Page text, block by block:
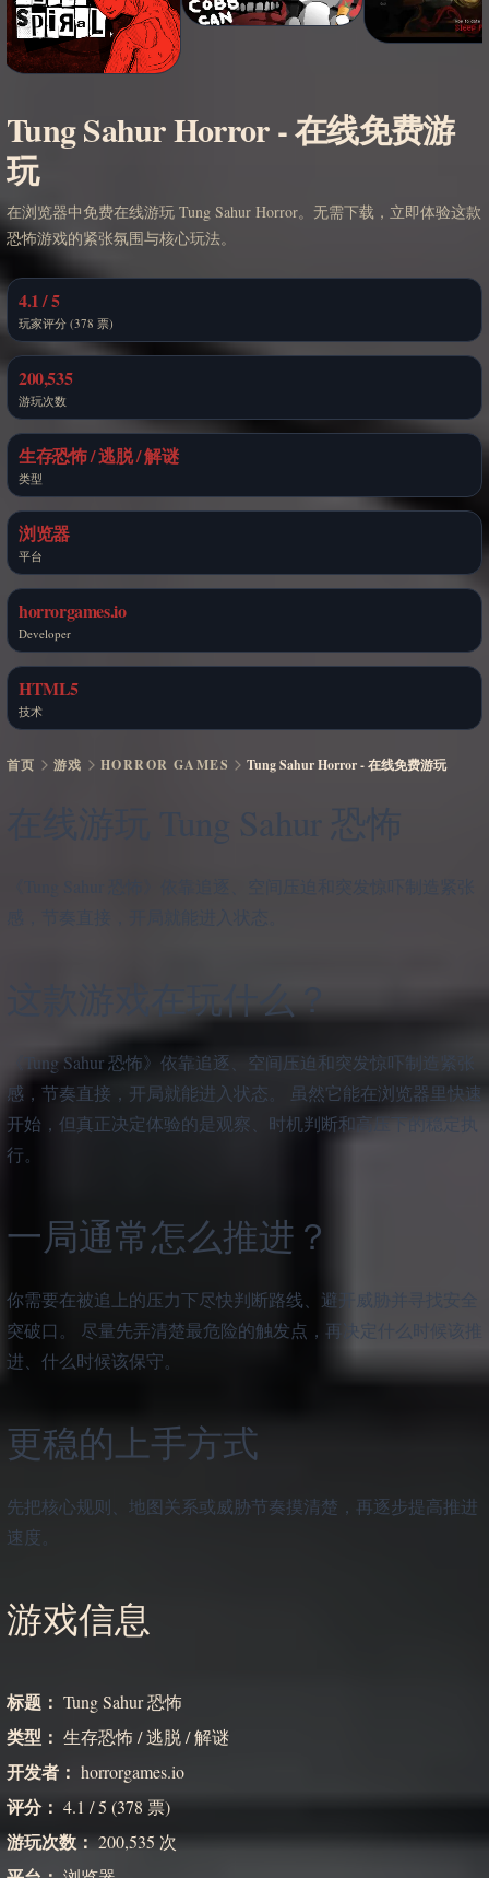
Tung Sahur Horror - 在线免费游
玩
在浏览器中免费在线游玩 Tung Sahur Horror。无需下载，立即体验这款
恐怖游戏的紧张氛围与核心玩法。
4.1 / 5
玩家评分 (378 票)
200,535
游玩次数
生存恐怖 / 逃脱 / 解谜
类型
浏览器
平台
horrorgames.io
Developer
HTML5
技术
首页 游戏 HORROR GAMES Tung Sahur Horror - 在线免费游玩
在线游玩 Tung Sahur 恐怖
这款游戏在玩什么？
《Tung Sahur 恐怖》依靠追逐、空间压迫和突发惊吓制造紧张
感，节奏直接，开局就能进入状态。 虽然它能在浏览器里快速
开始，但真正决定体验的是观察、时机判断和高压下的稳定执
行。
一局通常怎么推进？
你需要在被追上的压力下尽快判断路线、避开威胁并寻找安全
突破口。 尽量先弄清楚最危险的触发点，再决定什么时候该推
进、什么时候该保守。
更稳的上手方式
先把核心规则、地图关系或威胁节奏摸清楚，再逐步提高推进
速度。
游戏信息
标题： Tung Sahur 恐怖
类型： 生存恐怖 / 逃脱 / 解谜
开发者： horrorgames.io
评分： 4.1 / 5 (378 票)
游玩次数：200,535 次